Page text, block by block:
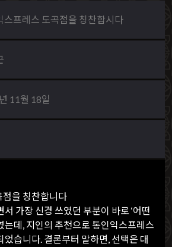
스프레스 도곡점을 칭찬합시다
11월 18일
을 칭찬합니다
가장 신경 쓰였던 부분이 바로 ‘어떤
는데, 지인의 추천으로 통인익스프레스
었습니다. 결론부터 말하면, 선택은 대